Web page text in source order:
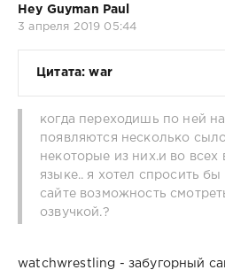
Hey Guyman Paul
3 апреля 2019 05:44
Цитата: war
когда переходишь по ней
появляются несколько
некоторые из них.и во всех
языке.. я хотел спросить
сайте возможность
озвучкой.?
watchwrestling - забугорный